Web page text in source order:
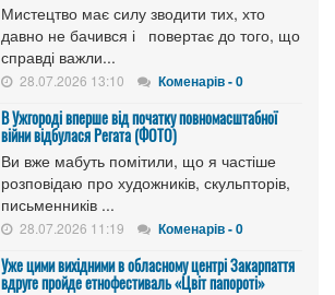
Мистецтво має силу зводити тих, хто
давно не бачився і повертає до того, що
справді важли...
28.07.2026 13:10 Коменарів - 0
В Ужгороді вперше від початку повномасштабної
війни відбулася Регата (ФОТО)
Ви вже мабуть помітили, що я частіше
розповідаю про художників, скульпторів,
письменників ...
28.07.2026 11:19 Коменарів - 0
Уже цими вихідними в обласному центрі Закарпаття
вдруге пройде етнофестиваль «Цвіт папороті»